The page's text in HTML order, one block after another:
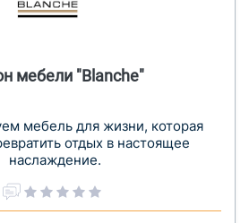
мебели "Blanche"
мебель для жизни, которая
отдых в настоящее
наслаждение.